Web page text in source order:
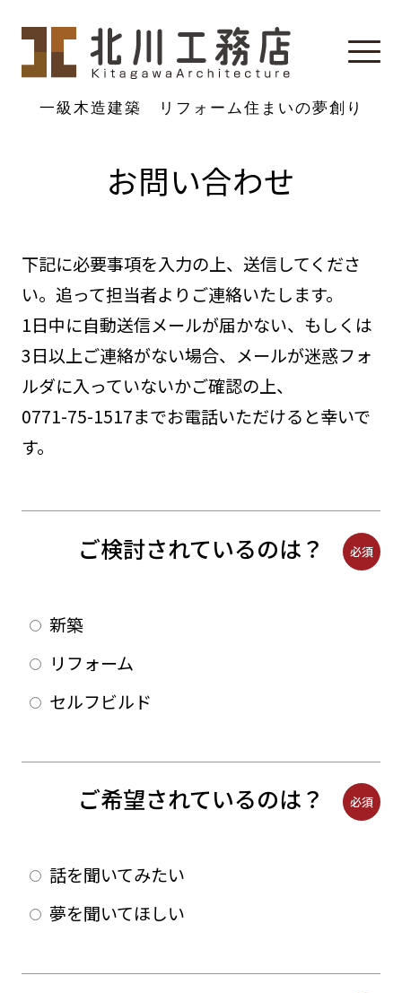
一級木造建築 リフォーム 住まいの夢創り
お問い合わせ
下記に必要事項を入力の上、送信してくださ
い。追って担当者よりご連絡いたします。
1日中に自動送信メールが届かない、もしくは
3日以上ご連絡がない場合、メールが迷惑フォ
ルダに入っていないかご確認の上、
0771-75-1517までお電話いただけると幸いで
す。
ご検討されているのは？ 必須
新築
リフォーム
セルフビルド
ご希望されているのは？ 必須
話を聞いてみたい
夢を聞いてほしい